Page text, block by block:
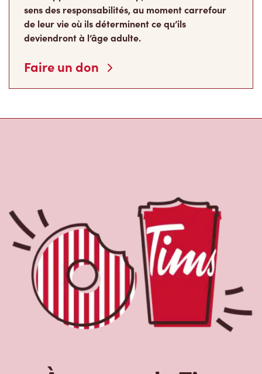
de leur vie où ils déterminent ce qu’ils
deviendront à l’âge adulte.
Faire un don
À propos de Tim